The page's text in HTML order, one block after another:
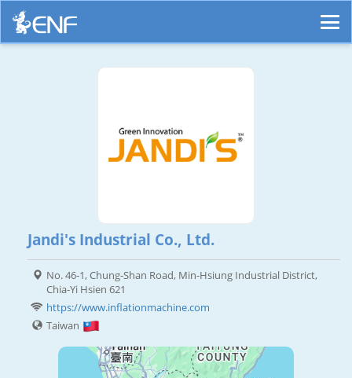
Jandi's Industrial Co., Ltd.
No. 46-1, Chung-Shan Road, Min-Hsiung Industrial District,
Chia-Yi Hsien 621
https://www.inflationmachine.com
Taiwan